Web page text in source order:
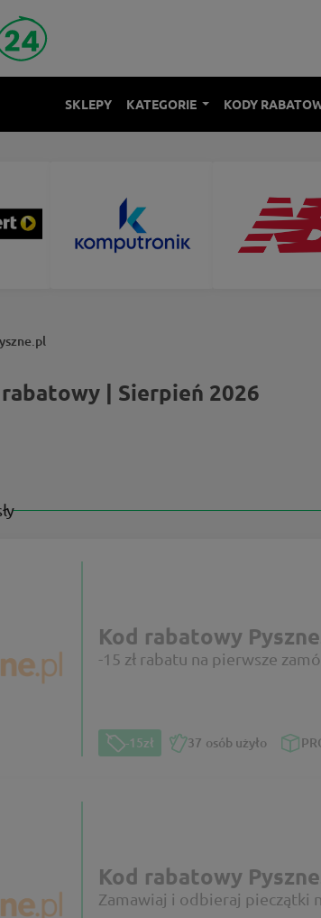
SKLEPY KATEGORIE KODY
| Sierpień 2026
Kod rabatowy
-15 zł rabatu na pierwsze
-15zł 37 osób użyło
Kod rabatowy
Zamawiaj i odbieraj pieczątki